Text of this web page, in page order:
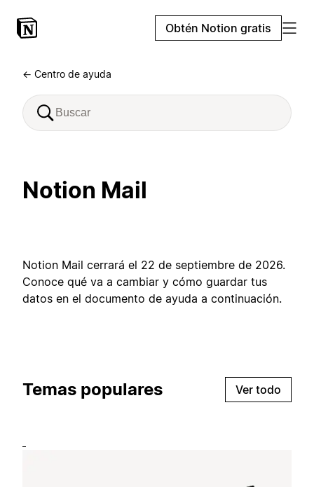
Obtén Notion gratis
← Centro de ayuda
Notion Mail
Notion Mail cerrará el 22 de septiembre de 2026.
Conoce qué va a cambiar y cómo guardar tus
datos en el documento de ayuda a continuación.
Temas populares Ver todo